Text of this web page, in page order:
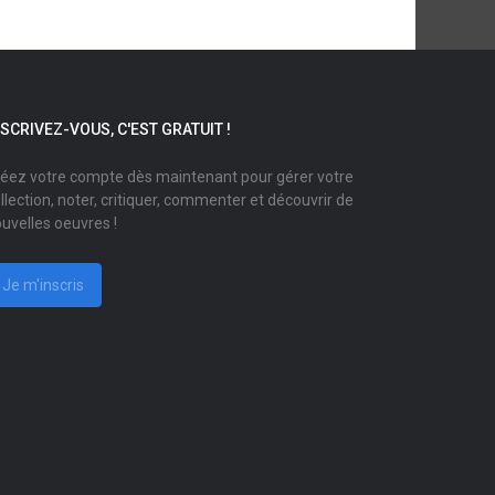
VOUS, C'EST GRATUIT !
votre compte dès maintenant pour gérer votre
noter, critiquer, commenter et découvrir de
oeuvres !
Je m'inscris